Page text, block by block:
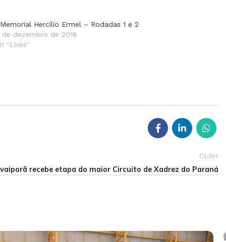
Hercílio Ermel – Rodadas 1 e 2
de dezembro de 2018
"Lives"
Older
recebe etapa do maior Circuito de Xadrez do Paraná